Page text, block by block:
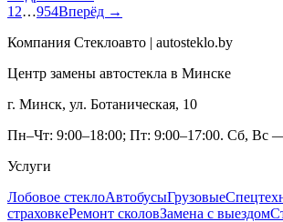
1 2…954Вперёд →
Компания Стеклоавто | autosteklo.by
Центр замены автостекла в Минске
г. Минск, ул. Ботаническая, 10
Пн–Чт: 9:00–18:00; Пт: 9:00–17:00. Сб, Вс
Услуги
Лобовое стеклоАвтобусыГрузовые
страховкеРемонт сколовЗамена с выездом